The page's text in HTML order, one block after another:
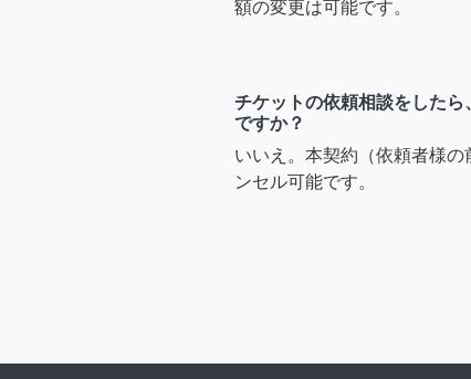
額の変更は可能です。
チケットの依頼相談をした
ですか？
いいえ。本契約（依頼者様
ンセル可能です。